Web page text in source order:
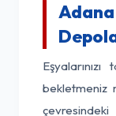
bekletmeniz
çevresindeki